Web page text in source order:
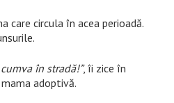
care circula în acea perioadă.
în stradă!”, îi zice în
adoptivă.